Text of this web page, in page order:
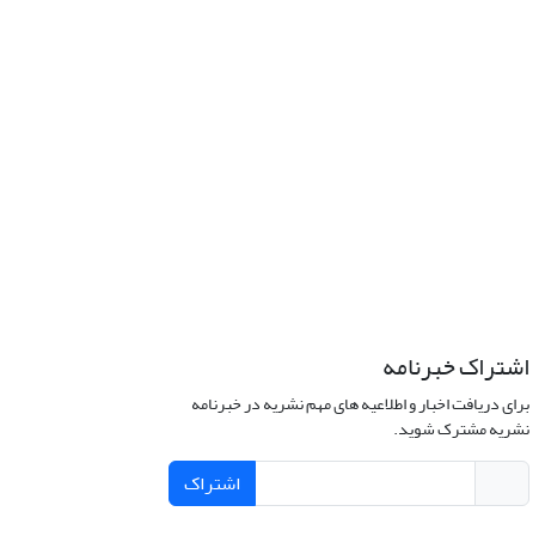
اشتراک خبرنامه
برای دریافت اخبار و اطلاعیه های مهم نشریه در خبرنامه
نشریه مشترک شوید.
اشتراک